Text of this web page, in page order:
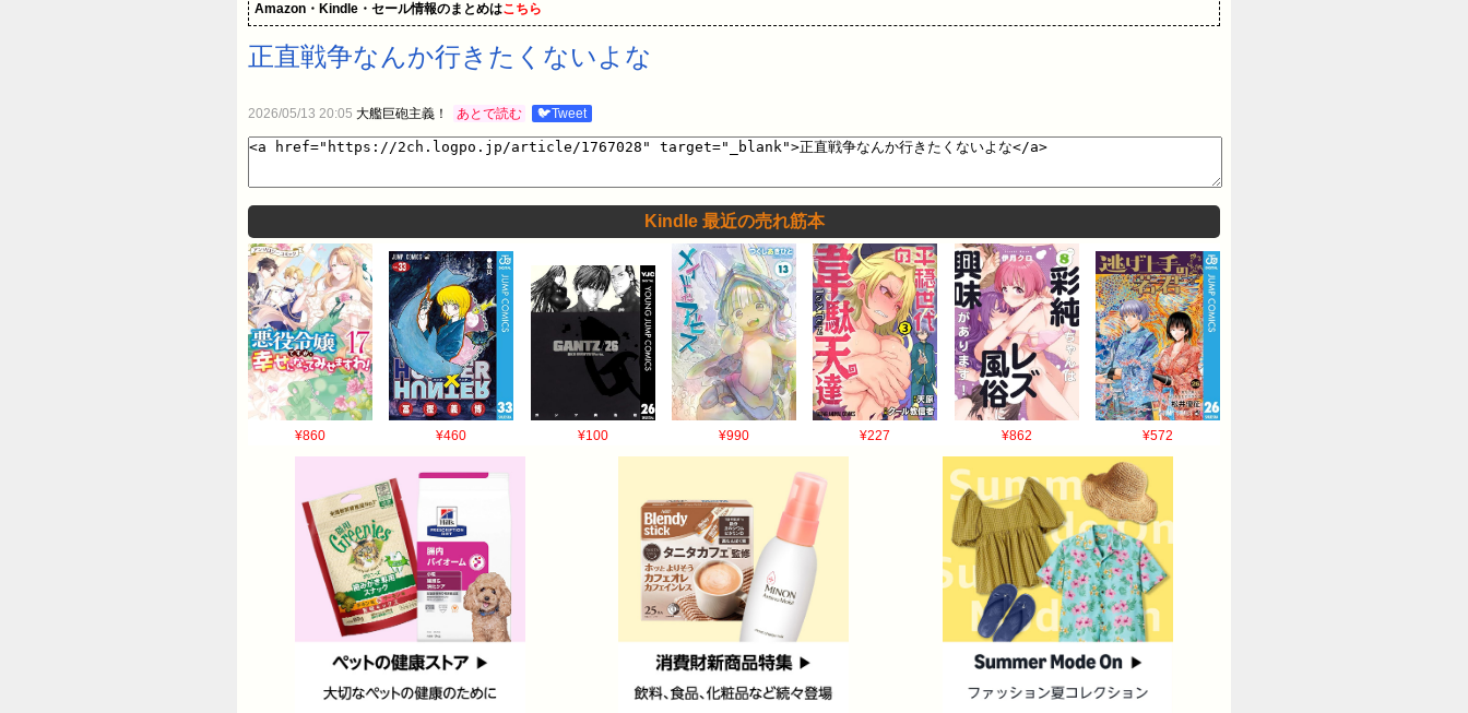
Amazon・Kindle・セール情報のまとめはこちら
正直戦争なんか行きたくないよな
2026/05/13 20:05 大艦巨砲主義！ あとで読む 🐦Tweet
Kindle 最近の売れ筋本
¥860 ¥460 ¥100 ¥990 ¥227 ¥862 ¥572